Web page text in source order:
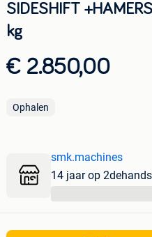
SIDESHIFT
kg
€ 2.850,00
Ophalen
smk.machines
14 jaar op 2dehands